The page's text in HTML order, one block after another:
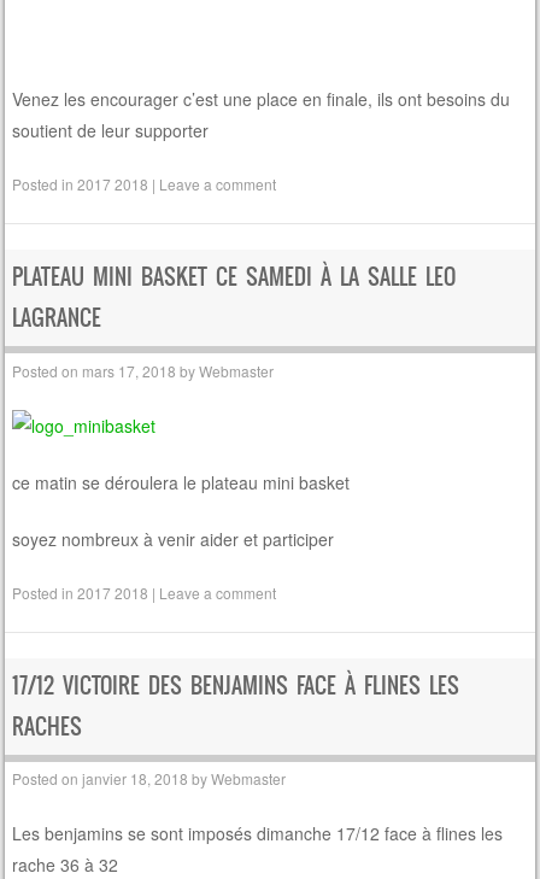
Venez les encourager c’est une place en finale, ils ont besoins du
soutient de leur supporter
Posted in2017 2018 | Leave a comment
PLATEAU MINI BASKET CE SAMEDI À LA SALLE LEO
LAGRANCE
Posted on mars 17, 2018 byWebmaster
ce matin se déroulera le plateau mini basket
soyez nombreux à venir aider et participer
Posted in2017 2018 | Leave a comment
17/12 VICTOIRE DES BENJAMINS FACE À FLINES LES
RACHES
Posted onjanvier 18, 2018 byWebmaster
Les benjamins se sont imposés dimanche 17/12 face à flines les
rache 36 à 32